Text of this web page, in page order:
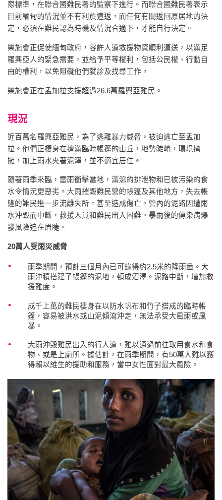
際標準，在聯合國難民署的監察下進行。而聯合國難民署表示
目前緬甸的情況並不有利於遣返，而任何有關返回原居地的決
定，必須在難民認為時機及情況合適下，才能自行決定。
樂施會正促使緬甸政府，容許人道救援物資順利運送，以滿足
羅興亞人的緊急需要，並給予平等權利，包括公民權、行動自
由的權利，以免阻礙他們就診及找尋工作。
樂施會正在孟加拉支援超過26.6萬羅興亞難民。
現況
近百萬名羅興亞難民，為了逃離暴力威脅，被迫逃亡至孟加
拉。他們正棲身在擠滿臨時帳篷的山丘，地勢陡峭，環境擠
擁，加上雨水夾著泥濘，並不適宜居住。
隨著雨季來臨，雷雨衝擊當地，滿瀉的排泄物和已被污染的食
水令情況更惡劣。大雨摧毀難民營的帳篷及其他地方，失去帳
篷的難民進一步流離失所，甚至造成傷亡。營內的泥路因遭雨
水沖毀而中斷，救援人員和難民出入困難。暴雨後的傳染病爆
發風險迫在眉睫。
20萬人受雨災威脅
雨季期間，預計三個月內已可錄得約2.5米的降雨量。大
雨沖積搭建了帳篷的泥地，頓成沼澤。泥路中斷，增加救
援難度。
成千上萬的難民棲身在以防水帆布和竹子搭成的臨時帳
篷，容易被洪水或山泥傾瀉沖走，無法承受大風雨或風
暴。
大雨沖毀難民出入的行人道，難以通過前往取用食水和食
物、或是上廁所。據估計，在雨季期間，有50萬人難以獲
得賴以維生的援助和服務，當中女性面對最大風險。